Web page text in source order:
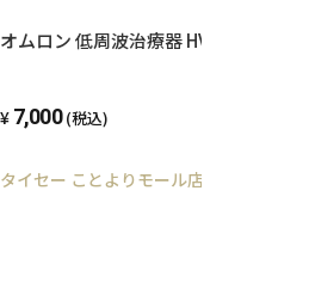
オムロン 低周波治療器 HV-F021J3-W
7,000 (税込)
タイセー ことよりモール店